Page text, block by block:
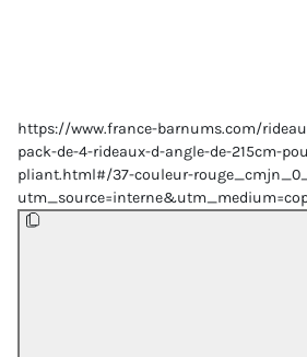
https://www.france-barnums.com/
pack-de-4-rideaux-d-angle-de-215cm-
pliant.html#/37-couleur-